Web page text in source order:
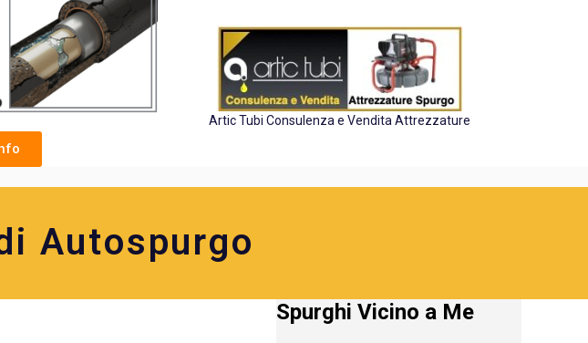
Artic Tubi Consulenza e Vendita Attrezzature
Autospurgo
Spurghi Vicino a Me